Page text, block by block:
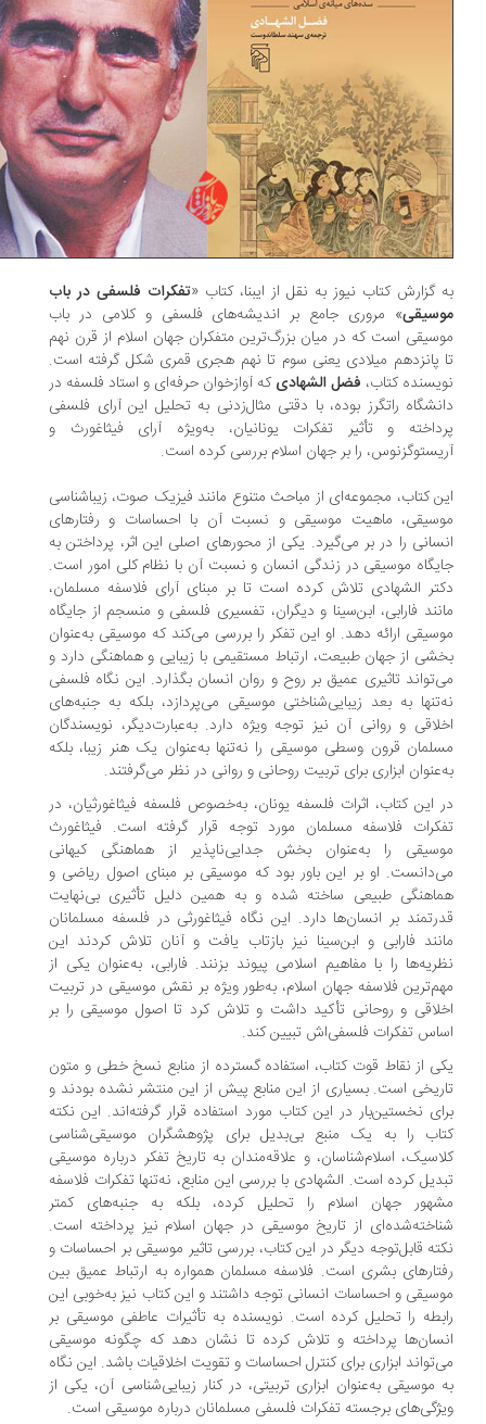
گزارش کتاب نیوز به نقل از ایبنا، کتاب « تفکرات فلسفی در باب
» مروری جامع بر اندیشه‌های فلسفی و کلامی در باب
است که در میان بزرگ‌ترین متفکران جهان اسلام از قرن نهم
پانزدهم میلادی یعنی سوم تا نهم هجری قمری شکل گرفته است.
کتاب، فضل الشهادیکه آوازخوان حرفه‌ای و استاد فلسفه در
راتگرز بوده، با دقتی مثال‌زدنی به تحلیل این آرای فلسفی
و تأثیر تفکرات یونانیان، به‌ویژه آرای فیثاغورث و
را بر جهان اسلام بررسی کرده است.
کتاب، مجموعه‌ای از مباحث متنوع مانند فیزیک صوت، زیباشناسی
ماهیت موسیقی و نسبت آن با احساسات و رفتارهای
را در بر می‌گیرد. یکی از محورهای اصلی این اثر، پرداختن به
موسیقی در زندگی انسان و نسبت آن با نظام کلی امور است.
الشهادی تلاش کرده است تا بر مبنای آرای فلاسفه مسلمان،
فارابی، ابن‌سینا و دیگران، تفسیری فلسفی و منسجم از جایگاه
ارائه دهد. او این تفکر را بررسی می‌کند که موسیقی به‌عنوان
از جهان طبیعت، ارتباط مستقیمی با زیبایی و هماهنگی دارد و
تاثیری عمیق بر روح و روان انسان بگذارد. این نگاه فلسفی
به بعد زیبایی‌شناختی موسیقی می‌پردازد، بلکه به جنبه‌های
و روانی آن نیز توجه ویژه دارد. به‌عبارت‌دیگر، نویسندگان
قرون وسطی موسیقی را نه‌تنها به‌عنوان یک هنر زیبا، بلکه
ابزاری برای تربیت روحانی و روانی در نظر می‌گرفتند.
این کتاب، اثرات فلسفه یونان، به‌خصوص فلسفه فیثاغورثیان، در
فلاسفه مسلمان مورد توجه قرار گرفته است. فیثاغورث
را به‌عنوان بخش جدایی‌ناپذیر از هماهنگی کیهانی
او بر این باور بود که موسیقی بر مبنای اصول ریاضی و
طبیعی ساخته شده و به همین دلیل تأثیری بی‌نهایت
بر انسان‌ها دارد. این نگاه فیثاغورثی در فلسفه مسلمانان
فارابی و ابن‌سینا نیز بازتاب یافت و آنان تلاش کردند این
را با مفاهیم اسلامی پیوند بزنند. فارابی، به‌عنوان یکی از
فلاسفه جهان اسلام، به‌طور ویژه بر نقش موسیقی در تربیت
و روحانی تأکید داشت و تلاش کرد تا اصول موسیقی را بر
تفکرات فلسفی‌اش تبیین کند.
از نقاط قوت کتاب، استفاده گسترده از منابع نسخ خطی و متون
است. بسیاری از این منابع پیش از این منتشر نشده بودند و
نخستین‌بار در این کتاب مورد استفاده قرار گرفته‌اند. این نکته
را به یک منبع بی‌بدیل برای پژوهشگران موسیقی‌شناسی
اسلام‌شناسان، و علاقه‌مندان به تاریخ تفکر درباره موسیقی
کرده است. الشهادی با بررسی این منابع، نه‌تنها تفکرات فلاسفه
جهان اسلام را تحلیل کرده، بلکه به جنبه‌های کمتر
از تاریخ موسیقی در جهان اسلام نیز پرداخته است.
قابل‌توجه دیگر در این کتاب، بررسی تاثیر موسیقی بر احساسات و
بشری است. فلاسفه مسلمان همواره به ارتباط عمیق بین
و احساسات انسانی توجه داشتند و این کتاب نیز به‌خوبی این
را تحلیل کرده است. نویسنده به تأثیرات عاطفی موسیقی بر
پرداخته و تلاش کرده تا نشان دهد که چگونه موسیقی
ابزاری برای کنترل احساسات و تقویت اخلاقیات باشد. این نگاه
موسیقی به‌عنوان ابزاری تربیتی، در کنار زیبایی‌شناسی آن، یکی از
برجسته تفکرات فلسفی مسلمانان درباره موسیقی است.